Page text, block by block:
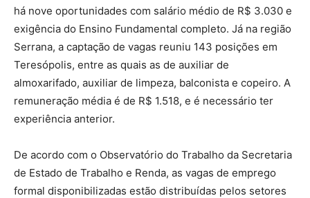
há nove oportunidades com salário médio de R$ 3.030 e
exigência do Ensino Fundamental completo. Já na região
Serrana, a captação de vagas reuniu 143 posições em
Teresópolis, entre as quais as de auxiliar de
almoxarifado, auxiliar de limpeza, balconista e copeiro. A
remuneração média é de R$ 1.518, e é necessário ter
experiência anterior.
De acordo com o Observatório do Trabalho da Secretaria
de Estado de Trabalho e Renda, as vagas de emprego
formal disponibilizadas estão distribuídas pelos setores